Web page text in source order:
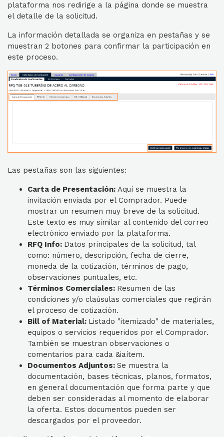
plataforma nos redirige a la página donde se muestra
el detalle de la solicitud.
La información detallada se organiza en pestañas y se
muestran 2 botones para confirmar la participación en
este proceso.
Las pestañas son las siguientes:
Carta de Presentación: Aquí se muestra la
invitación enviada por el Comprador. Puede
mostrar un resumen muy breve de la solicitud.
Este texto es muy similar al contenido del correo
electrónico enviado por la plataforma.
RFQ Info: Datos principales de la solicitud, tal
como: número, descripción, fecha de cierre,
moneda de la cotización, términos de pago,
observaciones puntuales, etc.
Términos Comerciales: Resumen de las
condiciones y/o claúsulas comerciales que regirán
el proceso de cotización.
Bill of Material: Listado "itemizado" de materiales,
equipos o servicios requeridos por el Comprador.
También se muestran observaciones o
comentarios para cada &iaítem.
Documentos Adjuntos: Se muestra la
documentación, bases técnicas, planos, formatos,
en general documentación que forma parte y que
deben ser consideradas al momento de elaborar
la oferta. Estos documentos pueden ser
descargados por el proveedor.